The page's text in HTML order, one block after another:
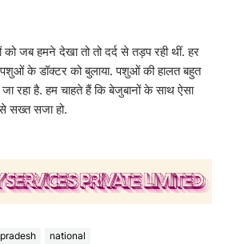
को जब हमने देखा तो तो दर्द से तड़प रही थीं. हर
के डॉक्टर को बुलाया. पशुओं की हालत बहुत
रहा है. हम चाहते हैं कि बेजुबानों के साथ ऐसा
सख्त सजा हो.
national